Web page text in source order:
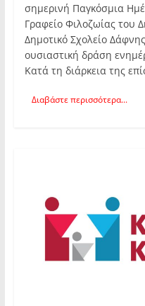
σημερινή Παγκόσμια
Γραφείο Φιλοζωίας του
Δημοτικό Σχολείο
ουσιαστική δράση
Κατά τη διάρκεια της
Διαβάστε περισσότερα...